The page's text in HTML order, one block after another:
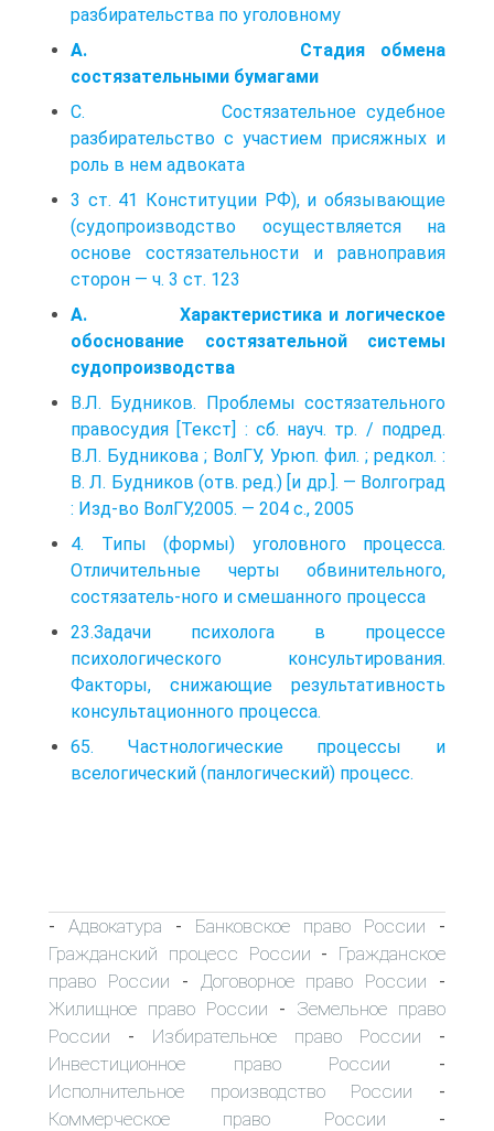
разбирательства по уголовному
А. Стадия обмена
состязательными бумагами
С. Состязательное судебное
разбирательство с участием присяжных и
роль в нем адвоката
3 ст. 41 Конституции РФ), и обязывающие
(судопроизводство осуществляется на
основе состязательности и равноправия
сторон — ч. 3 ст. 123
А. Характеристика и логическое
обоснование состязательной системы
судопроизводства
В.Л. Будников. Проблемы состязательного
правосудия [Текст] : сб. науч. тр. / подред.
В.Л. Будникова ; ВолГУ, Урюп. фил. ; редкол. :
В. Л. Будников (отв. ред.) [и др.]. — Волгоград
: Изд-во ВолГУ,2005. — 204 с., 2005
4. Типы (формы) уголовного процесса.
Отличительные черты обвинительного,
состязатель-ного и смешанного процесса
23.Задачи психолога в процессе
психологического консультирования.
Факторы, снижающие результативность
консультационного процесса.
65. Частнологические процессы и
вселогический (панлогический) процесс.
- Адвокатура - Банковское право России -
Гражданский процесс России - Гражданское
право России - Договорное право России -
Жилищное право России - Земельное право
России - Избирательное право России -
Инвестиционное право России -
Исполнительное производство России -
Коммерческое право России -